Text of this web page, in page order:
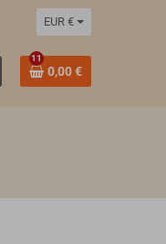
EUR €
11
0,00 €